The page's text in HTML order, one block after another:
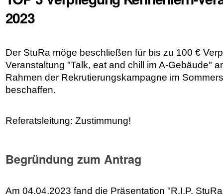
2023
Der StuRa möge beschließen für bis zu 100 €
Veranstaltung "Talk, eat and chill im A-Gebäude"
Rahmen der Rekrutierungskampagne im
beschaffen.
Referatsleitung: Zustimmung!
Begründung zum Antrag
Am 04.04.2023 fand die Präsentation "R.I.P.